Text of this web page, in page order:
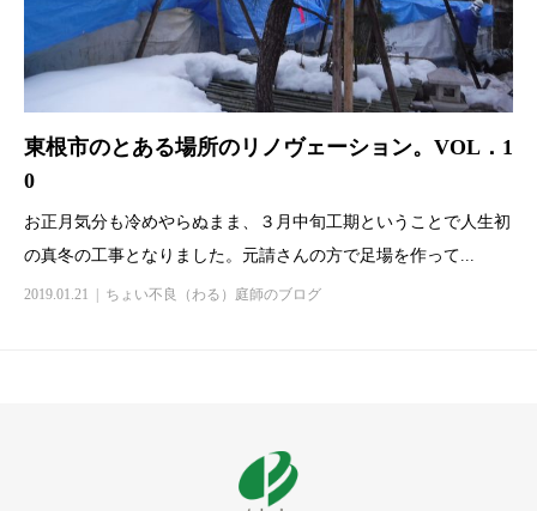
東根市のとある場所のリノヴェーション。VOL．1
0
お正月気分も冷めやらぬまま、３月中旬工期ということで人生初
の真冬の工事となりました。元請さんの方で足場を作って...
2019.01.21 ちょい不良（わる）庭師のブログ